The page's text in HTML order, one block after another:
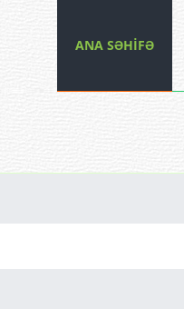
ANA SƏHİFƏ